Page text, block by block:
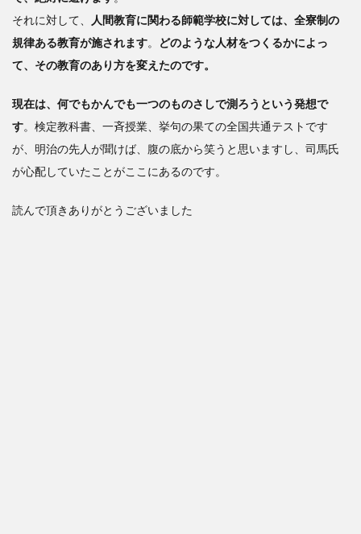
それに対して、
人間教育に関わる師範学校に対しては、全寮制の
規律ある教育が施されます。
どのような人材をつくるかによっ
て、その教育のあり方を変えたのです。
現在は、何でもかんでも一つのものさしで測ろうという発想で
す。検定教科書、一斉授業、挙句の果ての全国共通テストです
が、明治の先人が聞けば、腹の底から笑うと思いますし、司馬氏
が心配していたことがここにあるのです。
読んで頂きありがとうございました